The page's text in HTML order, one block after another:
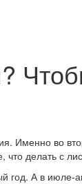
во
делать с
А в